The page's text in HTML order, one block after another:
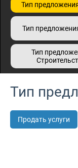
Тип
Тип
Тип
Тип
Продать услуги